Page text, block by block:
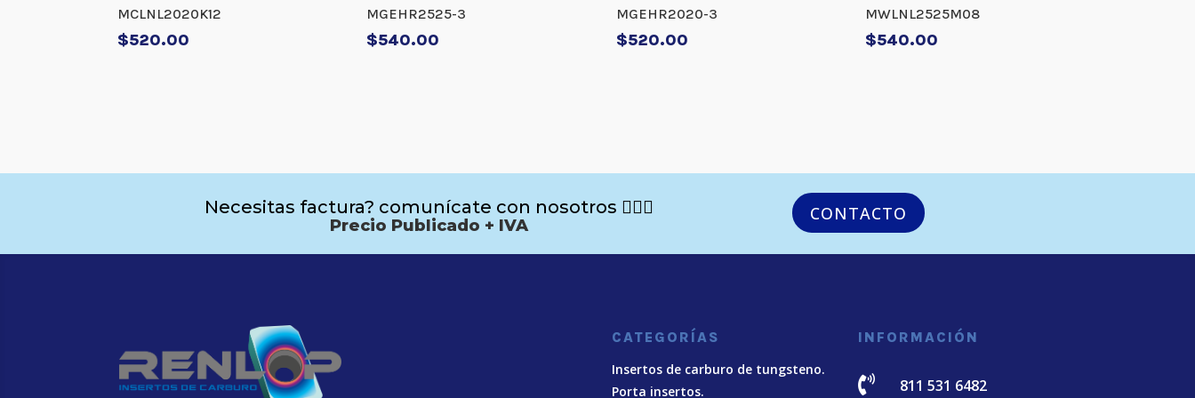
MCLNL2020K12
$520.00
MGEHR2525-3
$540.00
MGEHR2020-3
$520.00
MWLNL2525M08
$540.00
Necesitas factura? comunícate con nosotros 🙋🏻‍♂️
Precio Publicado + IVA
CONTACTO
CATEGORÍAS
Insertos de carburo de tungsteno.
Porta insertos.
INFORMACIÓN
 811 531 6482